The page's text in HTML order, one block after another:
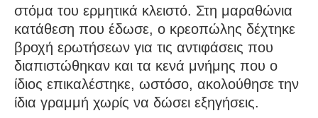
στόμα του ερμητικά κλειστό. Στη μαραθώνια
κατάθεση που έδωσε, ο κρεοπώλης δέχτηκε
βροχή ερωτήσεων για τις αντιφάσεις που
διαπιστώθηκαν και τα κενά μνήμης που ο
ίδιος επικαλέστηκε, ωστόσο, ακολούθησε την
ίδια γραμμή χωρίς να δώσει εξηγήσεις.